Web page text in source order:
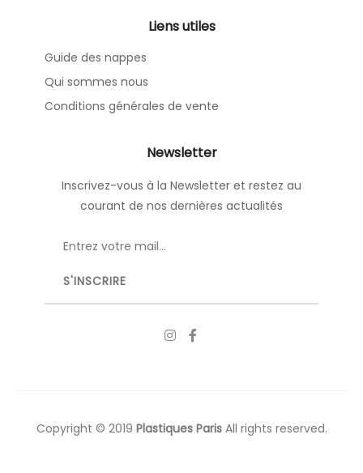
Liens utiles
Guide des nappes
Qui sommes nous
Conditions générales de vente
Newsletter
Inscrivez-vous à la Newsletter et restez au
courant de nos dernières actualités
Copyright © 2019 Plastiques ParisAll rights reserved.